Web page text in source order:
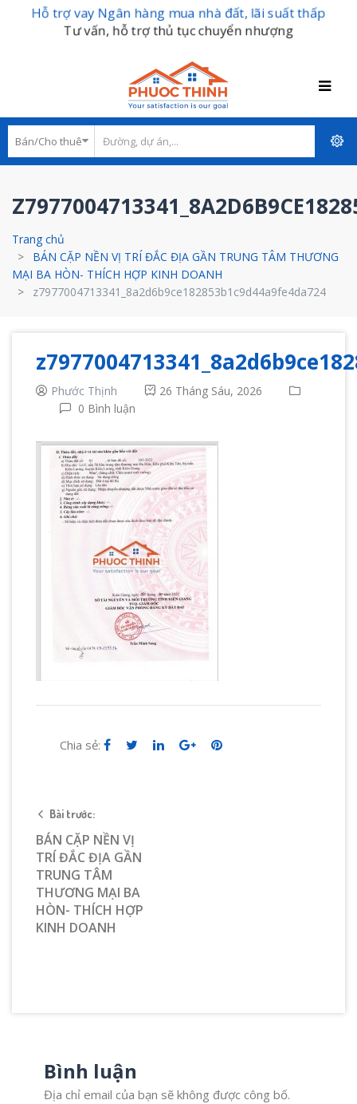
Hỗ trợ vay Ngân hàng mua nhà đất, lãi suất thấp
Tư vấn, hỗ trợ thủ tục chuyển nhượng
Trang chủ
BÁN CẶP NỀN VỊ TRÍ ĐẮC ĐỊA GẦN TRUNG TÂM THƯƠNG
MẠI BA HÒN- THÍCH HỢP KINH DOANH
z7977004713341_8a2d6b9ce182853b1c9d44a9fe4da724
Phước Thịnh
26 Tháng Sáu, 2026
0 Bình luận
Chia sẻ:
Bài trước:
BÁN CẶP NỀN VỊ
TRÍ ĐẮC ĐỊA GẦN
TRUNG TÂM
THƯƠNG MẠI BA
HÒN- THÍCH HỢP
KINH DOANH
Bình luận
Địa chỉ email của bạn sẽ không được công bố.